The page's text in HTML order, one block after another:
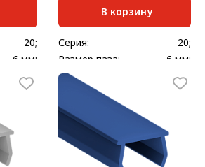
20;
6 мм;
2000
В корзину
Серия:
20;
Размер паза:
6 мм;
Стандартная длина,
2000
Масса, кг/шт: